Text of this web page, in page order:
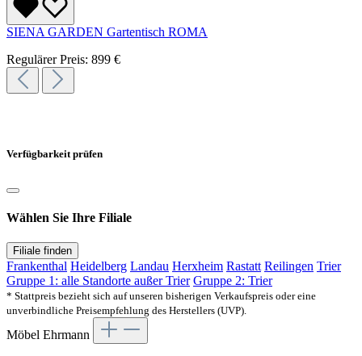
SIENA GARDEN Gartentisch ROMA
Regulärer Preis: 899 €
Verfügbarkeit prüfen
Wählen Sie Ihre Filiale
Filiale finden
Frankenthal Heidelberg Landau Herxheim Rastatt Reilingen Trier
Gruppe 1: alle Standorte außer Trier Gruppe 2: Trier
* Stattpreis bezieht sich auf unseren bisherigen Verkaufspreis oder eine
unverbindliche Preisempfehlung des Herstellers (UVP).
Möbel Ehrmann